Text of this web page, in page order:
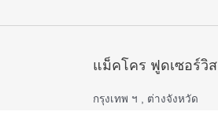
แม็คโคร ฟูดเซอร์วิส
กรุงเทพ ฯ , ต่างจังหวัด